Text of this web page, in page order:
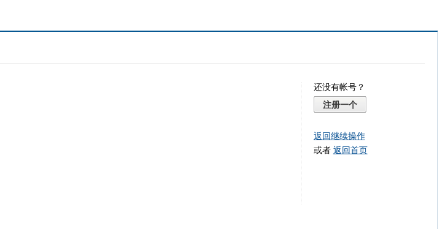
还没有帐号？
注册一个
返回继续操作
或者 返回首页